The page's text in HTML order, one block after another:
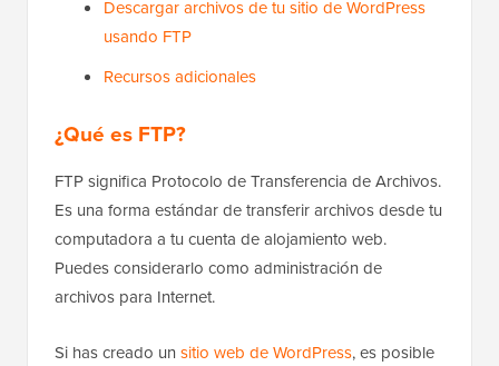
Descargar archivos de tu sitio de WordPress
usando FTP
Recursos adicionales
¿Qué es FTP?
FTP significa Protocolo de Transferencia de Archivos.
Es una forma estándar de transferir archivos desde tu
computadora a tu cuenta de alojamiento web.
Puedes considerarlo como administración de
archivos para Internet.
Si has creado un sitio web de WordPress, es posible